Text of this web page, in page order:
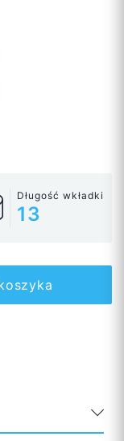
Długość wkładki
13